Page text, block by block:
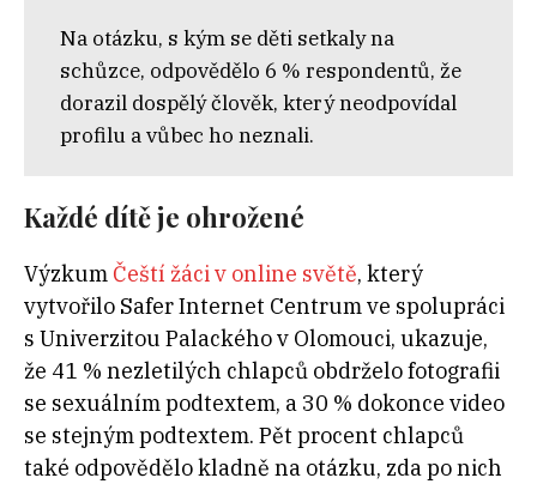
Na otázku, s kým se děti setkaly na
schůzce, odpovědělo 6 % respondentů, že
dorazil dospělý člověk, který neodpovídal
profilu a vůbec ho neznali.
Každé dítě je ohrožené
Výzkum Čeští žáci v online světě, který
vytvořilo Safer Internet Centrum ve spolupráci
s Univerzitou Palackého v Olomouci, ukazuje,
že 41 % nezletilých chlapců obdrželo fotografii
se sexuálním podtextem, a 30 % dokonce video
se stejným podtextem. Pět procent chlapců
také odpovědělo kladně na otázku, zda po nich